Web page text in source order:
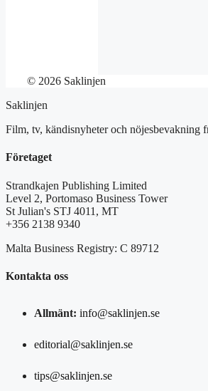
© 2026 Saklinjen
Saklinjen
Film, tv, kändisnyheter och nöjesbevakning
Företaget
Strandkajen Publishing Limited
Level 2, Portomaso Business Tower
St Julian's STJ 4011, MT
+356 2138 9340
Malta Business Registry: C 89712
Kontakta oss
Allmänt: info@saklinjen.se
editorial@saklinjen.se
tips@saklinjen.se